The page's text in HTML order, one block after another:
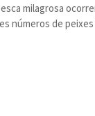
milagrosa
números de